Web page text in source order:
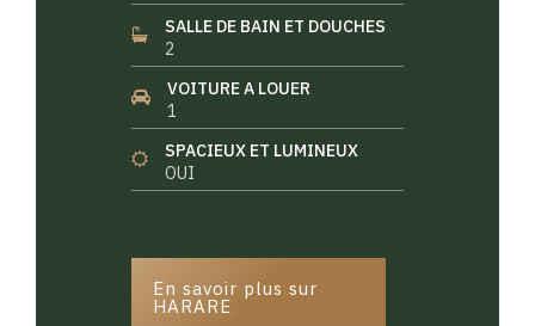
SALLE DE BAIN ET DOUCHES
2
VOITURE A LOUER
1
SPACIEUX ET LUMINEUX
OUI
En savoir plus sur
HARARE